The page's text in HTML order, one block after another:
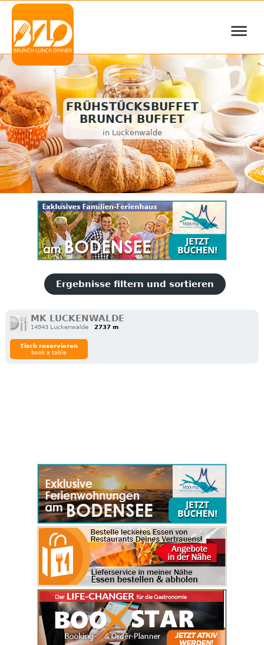
≡
FRÜHSTÜCKSBUFFET
BRUNCH BUFFET
in Luckenwalde
Ergebnisse filtern und sortieren
MK LUCKENWALDE
14943 Luckenwalde 2737 m
Tisch reservieren
book a table